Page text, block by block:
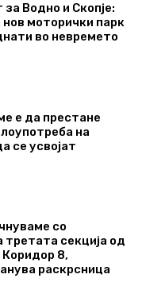
Водно и Скопје:
моторички парк
во невремето
е да престане
на
се усвојат
со
третата секција од
8,
раскрсница